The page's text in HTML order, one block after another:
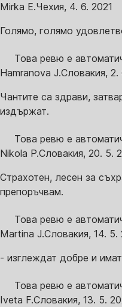
Mirka E.Чехия, 4. 6. 2021
Голямо, голямо
Това ревю е
Hamranova J.Словакия, 2.
Чантите са здрави,
издържат.
Това ревю е
Nikola P.Словакия, 20. 5.
Страхотен, лесен за
препоръчвам.
Това ревю е
Martina J.Словакия, 14. 5.
- изглеждат добре и
Това ревю е
Iveta F.Словакия, 13. 5.